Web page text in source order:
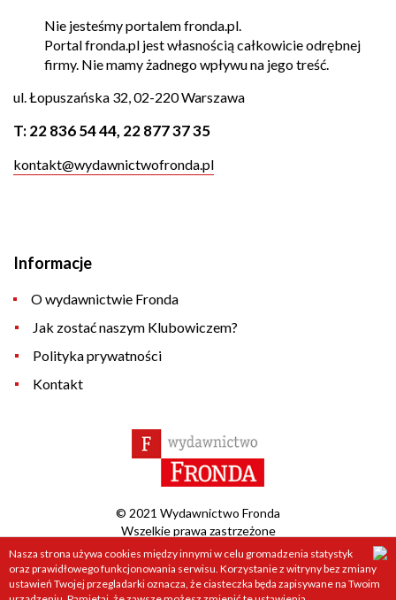
Nie jesteśmy portalem fronda.pl.
Portal fronda.pl jest własnością całkowicie odrębnej
firmy. Nie mamy żadnego wpływu na jego treść.
ul. Łopuszańska 32, 02-220 Warszawa
T:22 836 54 44, 22 877 37 35
kontakt@wydawnictwofronda.pl
Informacje
O wydawnictwie Fronda
Jak zostać naszym Klubowiczem?
Polityka prywatności
Kontakt
© 2021 Wydawnictwo Fronda
Wszelkie prawa zastrzeżone
Projekt &cms:www.zstudio.pl
Nasza strona używa cookies między innymi w celu gromadzenia statystyk
oraz prawidłowego funkcjonowania serwisu. Korzystanie z witryny bez zmiany
ustawień Twojej przegladarki oznacza, że ciasteczka będa zapisywane na Twoim